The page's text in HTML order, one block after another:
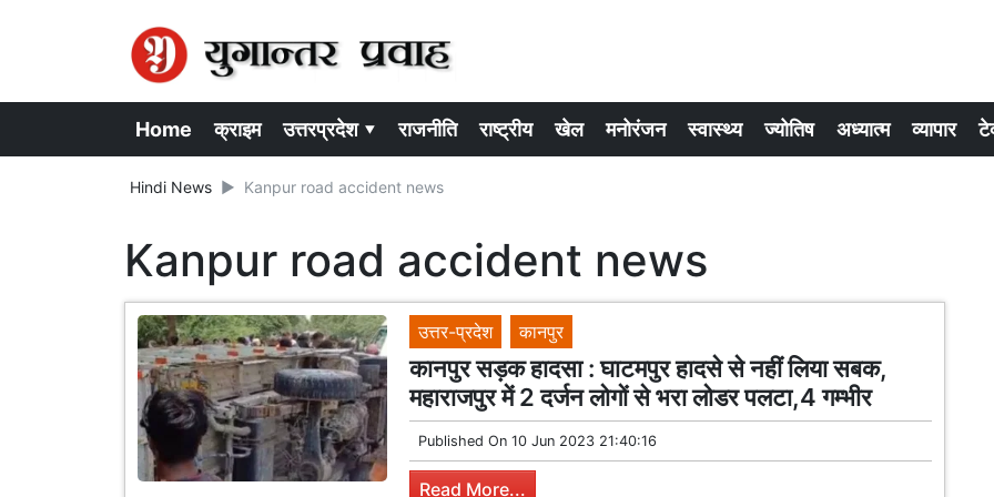
Home क्राइम उत्तरप्रदेश ▾ राजनीति राष्ट्रीय खेल मनोरंजन स्वास्थ्य ज्योतिष अध्यात्म व्यापार
Hindi News Kanpur road accident news
Kanpur road accident news
उत्तर-प्रदेश कानपुर
कानपुर सड़क हादसा : घाटमपुर हादसे से नहीं लिया सबक,
महाराजपुर में 2 दर्जन लोगों से भरा लोडर पलटा,4 गम्भीर
Published On 10 Jun 2023 21:40:16
Read More...